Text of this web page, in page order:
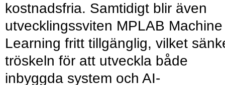
kostnadsfria. Samtidigt blir även
utvecklingssviten MPLAB Machine
Learning fritt tillgänglig, vilket
tröskeln för att utveckla både
inbyggda system och AI-